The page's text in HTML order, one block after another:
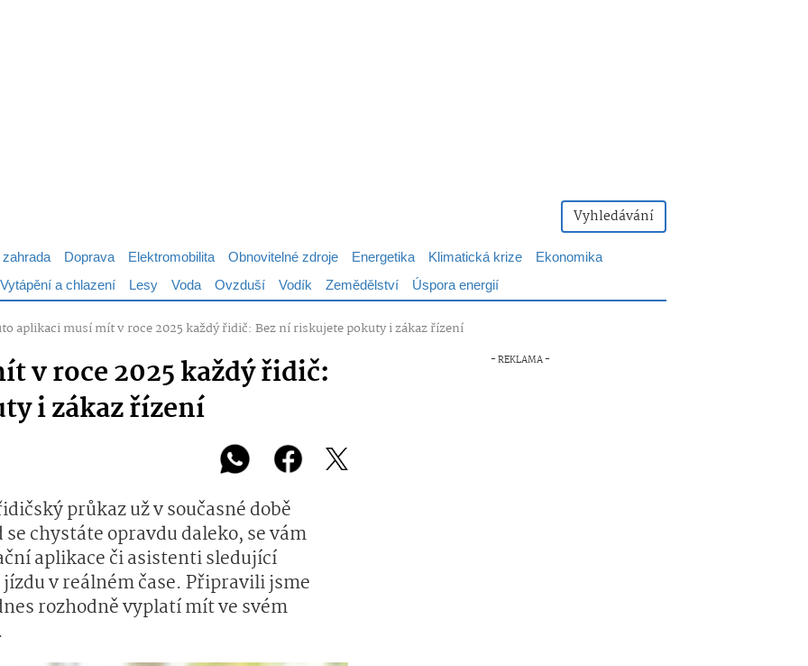
Vyhledávání
Doprava Elektromobilita Obnovitelné zdroje Energetika Klimatická krize
Ekonomika
Vytápění a chlazení
Lesy Voda Ovzduší Vodík Zemědělství Úspora energií
aplikaci musí mít v roce 2025 každý řidič: Bez ní riskujete pokuty i zákaz řízení
v roce 2025 každý řidič:
i zákaz řízení
průkaz už v současné době
chystáte opravdu daleko, se vám
aplikace či asistenti sledující
v reálném čase. Připravili jsme
rozhodně vyplatí mít ve svém